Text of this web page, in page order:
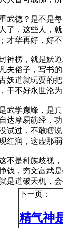
？是不是每
，这些人，就
才华再好，好
榜，就是妖道
俗子，写书的
妖道就玩耍的
干不好永世沦
学巅峰，是真
摩易筋经，功
试过，不敢瞎
红润，这虚那
是种族歧视，
，穷文富武是
是道破天机，
下一页：
精气神